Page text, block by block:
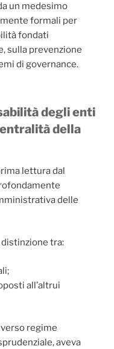
un medesimo
formali per
fondati
sulla prevenzione
di governance.
degli enti
della
lettura dal
delle
distinzione tra:
all’altrui
regime
aveva